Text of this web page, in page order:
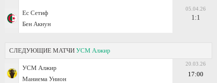
Ес Сетиф
Бен Акнун
05.04.26
1:1
СЛЕДУЮЩИЕ МАТЧИ УСМ Алжир
УСМ Алжир
Маниема Унион
20.03.26
17:00